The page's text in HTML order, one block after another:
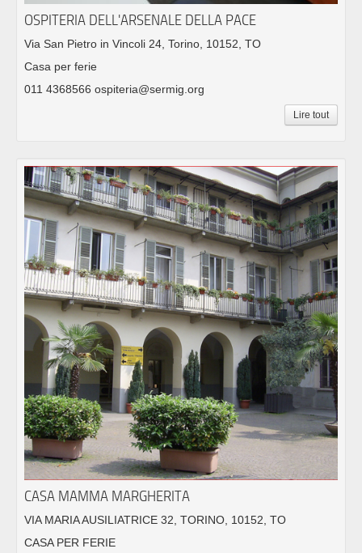
OSPITERIA DELL'ARSENALE DELLA PACE
Via San Pietro in Vincoli 24, Torino, 10152, TO
Casa per ferie
011 4368566 ospiteria@sermig.org
Lire tout
CASA MAMMA MARGHERITA
VIA MARIA AUSILIATRICE 32, TORINO, 10152, TO
CASA PER FERIE